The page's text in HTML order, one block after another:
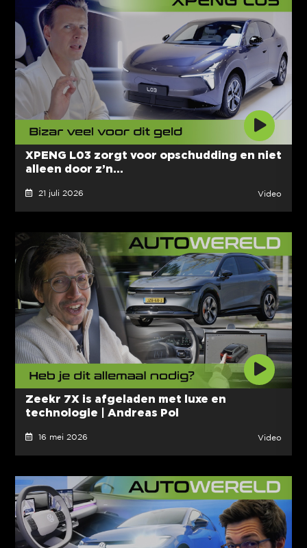
XPENG L03 zorgt voor opschudding en niet
alleen door z’n...
21 juli 2026 Video
Zeekr 7X is afgeladen met luxe en
technologie | Andreas Pol
16 mei 2026 Video